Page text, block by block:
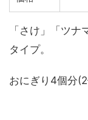
「さけ」「ツ
タイプ。
おにぎり4個分